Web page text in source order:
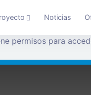
Noticias
permisos para